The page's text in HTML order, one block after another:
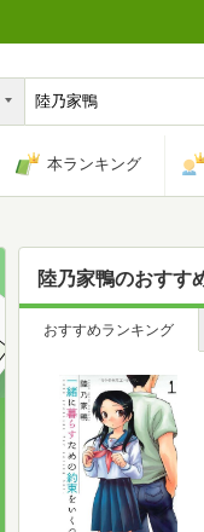
本ランキング
陸乃家鴨のおすす
おすすめランキング